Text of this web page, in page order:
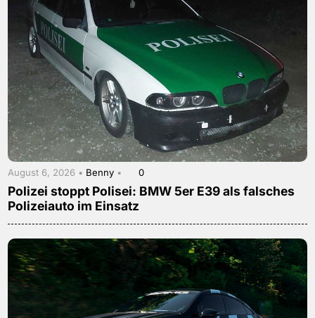
August 6, 2026 • Benny • 0
Polizei stoppt Polisei: BMW 5er E39 als falsches
Polizeiauto im Einsatz